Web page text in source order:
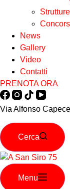
News
Gallery
Video
Contatti
PRENOTA ORA
Via Alfonso
Cerca
Menu